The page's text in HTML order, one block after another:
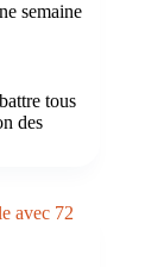
semaine
tous
des